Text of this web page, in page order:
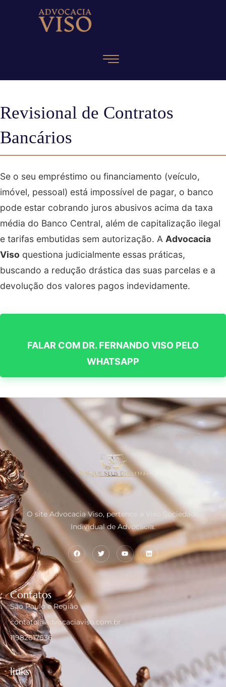
Revisional de Contratos
Bancários
Se o seu empréstimo ou financiamento (veículo,
imóvel, pessoal) está impossível de pagar, o banco
pode estar cobrando juros abusivos acima da taxa
média do Banco Central, além de capitalização ilegal
e tarifas embutidas sem autorização. A Advocacia
Viso questiona judicialmente essas práticas,
buscando a redução drástica das suas parcelas e a
devolução dos valores pagos indevidamente.
FALAR COM DR. FERNANDO VISO PELO
WHATSAPP
O site Advocacia Viso, pertence a Viso Sociedade
Individual de Advocacia.
Contatos
São Paulo e Região
contato@advocaciaviso.com.br
11982617636
links